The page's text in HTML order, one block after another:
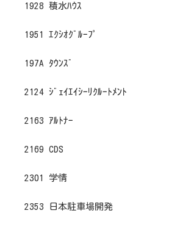
1928 積水ﾊｳｽ
1951 ｴｸｼｵｸﾞﾙｰﾌﾟ
197A ﾀｳﾝｽﾞ
2124 ｼﾞｪｲｴｲｼｰﾘｸﾙｰﾄﾒﾝﾄ
2163 ｱﾙﾄﾅｰ
2169 CDS
2301 学情
2353 日本駐車場開発